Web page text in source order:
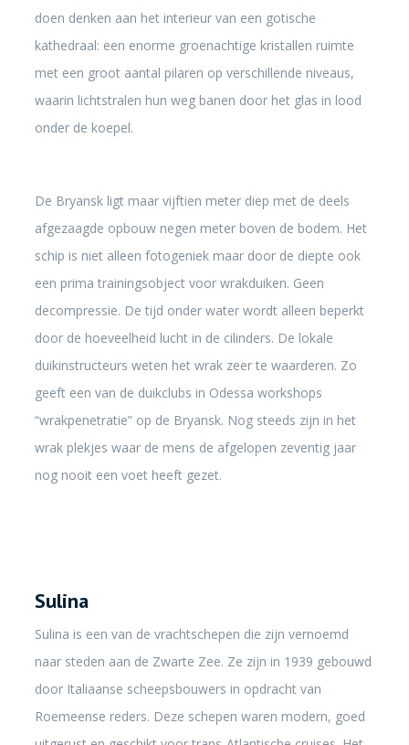
doen denken aan het interieur van een gotische
kathedraal: een enorme groenachtige kristallen ruimte
met een groot aantal pilaren op verschillende niveaus,
waarin lichtstralen hun weg banen door het glas in lood
onder de koepel.
De Bryansk ligt maar vijftien meter diep met de deels
afgezaagde opbouw negen meter boven de bodem. Het
schip is niet alleen fotogeniek maar door de diepte ook
een prima trainingsobject voor wrakduiken. Geen
decompressie. De tijd onder water wordt alleen beperkt
door de hoeveelheid lucht in de cilinders. De lokale
duikinstructeurs weten het wrak zeer te waarderen. Zo
geeft een van de duikclubs in Odessa workshops
“wrakpenetratie” op de Bryansk. Nog steeds zijn in het
wrak plekjes waar de mens de afgelopen zeventig jaar
nog nooit een voet heeft gezet.
Sulina
Sulina is een van de vrachtschepen die zijn vernoemd
naar steden aan de Zwarte Zee. Ze zijn in 1939 gebouwd
door Italiaanse scheepsbouwers in opdracht van
Roemeense reders. Deze schepen waren modern, goed